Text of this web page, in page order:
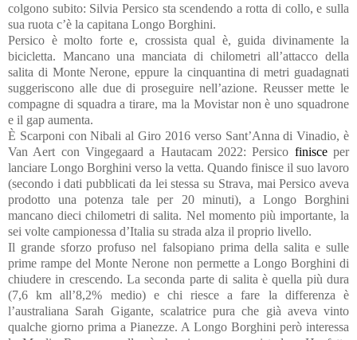
colgono subito: Silvia Persico sta scendendo a rotta di collo, e sulla
sua ruota c’è la capitana Longo Borghini.
Persico è molto forte e, crossista qual è, guida divinamente la
bicicletta. Mancano una manciata di chilometri all’attacco della
salita di Monte Nerone, eppure la cinquantina di metri guadagnati
suggeriscono alle due di proseguire nell’azione. Reusser mette le
compagne di squadra a tirare, ma la Movistar non è uno squadrone
e il gap aumenta.
È Scarponi con Nibali al Giro 2016 verso Sant’Anna di Vinadio, è
Van Aert con Vingegaard a Hautacam 2022: Persico finisceper
lanciare Longo Borghini verso la vetta. Quando finisce il suo lavoro
(secondo i dati pubblicati da lei stessa su Strava, mai Persico aveva
prodotto una potenza tale per 20 minuti), a Longo Borghini
mancano dieci chilometri di salita. Nel momento più importante, la
sei volte campionessa d’Italia su strada alza il proprio livello.
Il grande sforzo profuso nel falsopiano prima della salita e sulle
prime rampe del Monte Nerone non permette a Longo Borghini di
chiudere in crescendo. La seconda parte di salita è quella più dura
(7,6 km all’8,2% medio) e chi riesce a fare la differenza è
l’australiana Sarah Gigante, scalatrice pura che già aveva vinto
qualche giorno prima a Pianezze. A Longo Borghini però interessa